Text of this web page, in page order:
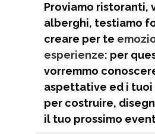
Proviamo ristoranti,
alberghi, testiamo
creare per te
esperienze: per
vorremmo
aspettative ed i tuoi
per costruire,
il tuo prossimo